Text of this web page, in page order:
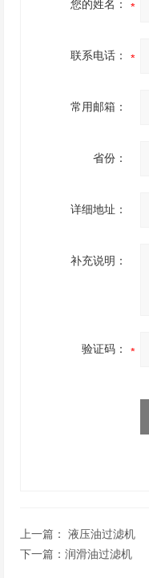
您的姓名：
联系电话：
常用邮箱：
省份：
详细地址：
补充说明：
验证码：
上一篇： 液压油过滤机
下一篇： 润滑油过滤机